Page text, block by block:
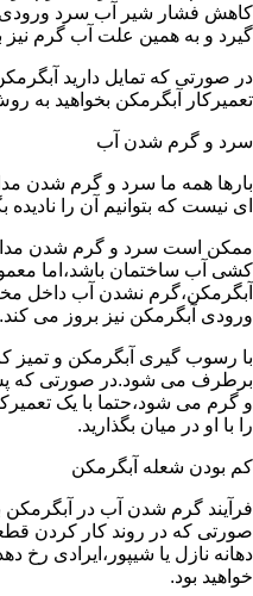
کاهش فشار شیر آب سرد
گیرد و به همین علت آب گرم
در صورتی که تمایل دارید
تعمیرکار آبگرمکن بخواهید به
سرد و گرم شدن آب
بارها همه ما سرد و گرم شدن
ای نیست که بتوانیم آن را نادیده
ممکن است سرد و گرم شدن
کشی آب ساختمان باشد،اما
آبگرمکن،گرم نشدن آب داخل
ورودی آبگرمکن نیز بروز می کند.
با رسوب گیری آبگرمکن و تمیز
برطرف می شود.در صورتی که
و گرم می شود،حتما با یک
را با او در میان بگذارید.
کم بودن شعله آبگرمکن
فرآیند گرم شدن آب در
صورتی که در روند کار کردن
دهانه نازل یا شیپور،ایرادی رخ
خواهید بود.